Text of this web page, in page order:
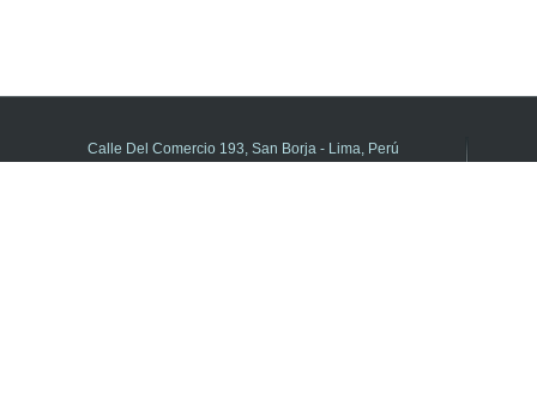
Calle Del Comercio 193, San Borja - Lima, Perú